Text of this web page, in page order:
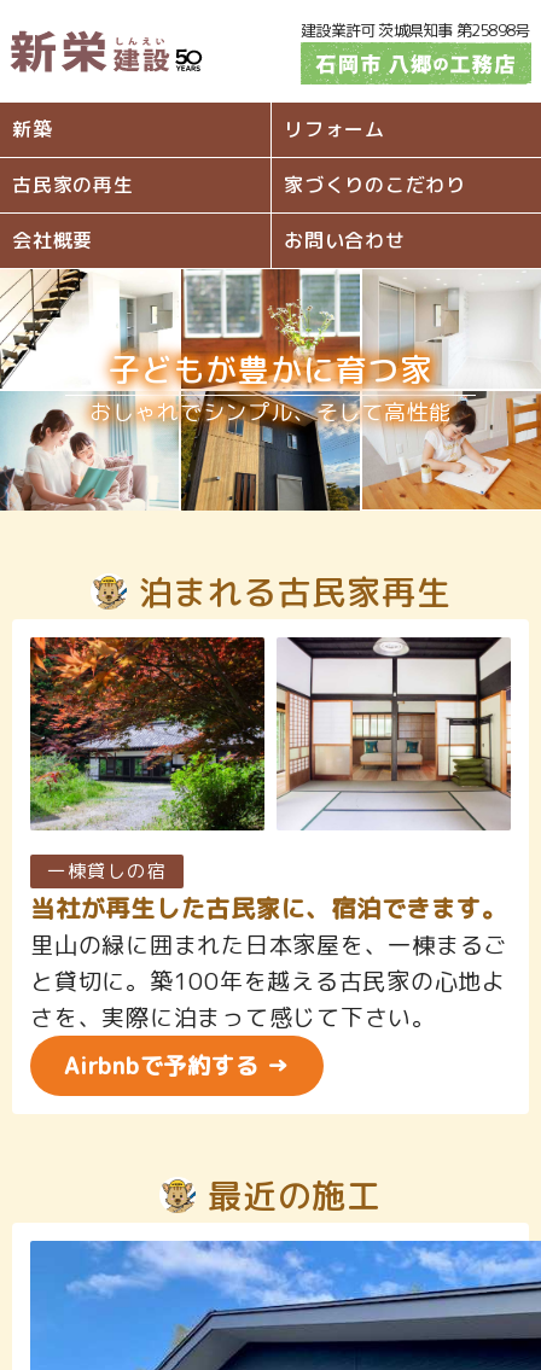
建設業許可 茨城県知事 第25898号
新築 リフォーム
古民家の再生 家づくりのこだわり
会社概要 お問い合わせ
子どもが豊かに育つ家
おしゃれでシンプル、そして高性能
泊まれる古民家再生
一棟貸しの宿
当社が再生した古民家に、宿泊できます。
里山の緑に囲まれた日本家屋を、一棟まるご
と貸切に。築100年を越える古民家の心地よ
さを、実際に泊まって感じて下さい。
Airbnbで予約する →
最近の施工